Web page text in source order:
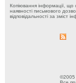
Копіювання інформації,
наявності письмового
відповідальності за зміст
©2005